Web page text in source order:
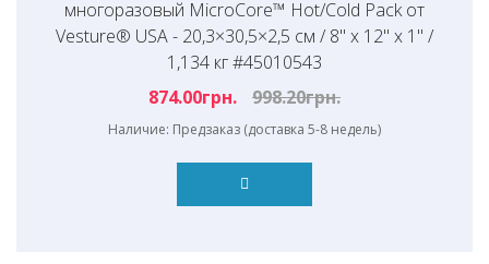
многоразовый MicroCore™ Hot/Cold Pack от
Vesture® USA - 20,3×30,5×2,5 см / 8" x 12" x 1" /
1,134 кг #45010543
874.00грн.
998.20грн.
Наличие: Предзаказ (доставка 5-8 недель)